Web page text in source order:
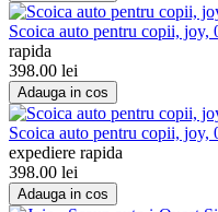
Scoica auto pentru copii, joy,
rapida
398.00 lei
Adauga in cos
Scoica auto pentru copii,
expediere rapida
398.00 lei
Adauga in cos